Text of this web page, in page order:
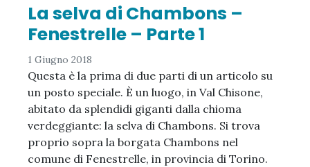
La selva di Chambons –
Fenestrelle – Parte 1
1 Giugno 2018
Questa è la prima di due parti di un articolo su
un posto speciale. È un luogo, in Val Chisone,
abitato da splendidi giganti dalla chioma
verdeggiante: la selva di Chambons. Si trova
proprio sopra la borgata Chambons nel
comune di Fenestrelle, in provincia di Torino.